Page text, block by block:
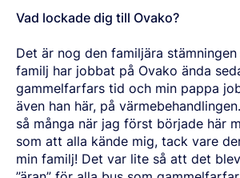
GRUV- OCH
BERGBORRNING
MINERALBEARBETNING
LÄTTA OCH TUNGA FORDON
KOMPONENTSPECIFIKA KRAV
DRIVSYSTEM
CHASSIKOMPONENTER
ENERGI
OLJA OCH GAS
ALLMÄNT KONSTRUKTIONSSTÅL
FJÄDERSTÅL
BORSTÅL
NITRERSTÅL
MARAGING-STÅL
DRAGEN STÅNG
SKALSVARVAD STÅNG
FÖRKOMPONENTER
FÖRKOMPONENTER FRÅN
FÖRKOMPONENTER FRÅN RÖR
HÅRDFÖRKROMADE STÄNGER
FÖRBÄTTRAD
CROMAX-STÅLSORTER
FORSKNING OCH UTVECKLING
ERFARENHET OCH KUNSKAP
KVALITET
CERTIFIKAT OCH
OVAKO SCIENCE AND VISITOR
EFFEKTIVA PROCESSER
PRODUKTER
ÅTERVINNINGSBARHET OCH
INNEHÅLL
AKTUELLA
SOCIAL HÅLLBARHET
AFFÄRSETIK
STYRNING, UPPFÖLJNING &
GLOBALA MÅLEN FÖR HÅLLBAR
VARFÖR OVAKO?
UTVECKLINGSPROGRAM
OM OVAKO
EN VÄRLD AV STÅL
VÅR HISTORIA
LEDNING
VÅR VERKSAMHET
STARK GLOBAL STÄLLNING INOM
PRODUKTIONSORTER
VÅR VÄTGASANLÄGGNING
PODCAST STÅLVERKET
DANIEL STÅHL
NYHETER OCH EVENTS
NYHETER &
MÄSSOR OCH DIGITALA EVENTS
BERÄTTELSER
STRENGTH OF STEEL
MEDIABANKEN
Svenska English
Sales Units
Vad lockade dig till Ovako?
Det är nog den familjära
familj har jobbat på Ovako ända
gammelfarfars tid och min pappa
även han här, på
så många när jag först började här
som att alla kände mig, tack vare
min familj! Det var lite så att det